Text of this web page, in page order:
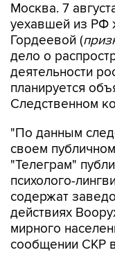
Москва. 7
уехавшей из РФ
Гордеевой (
дело о
деятельности
планируется
Следственном
"По данным
своем
"Телеграм"
психолого-
содержат
действиях
мирного
сообщении СКР